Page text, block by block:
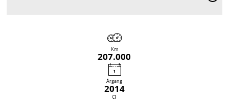
Km
207.000
Årgang
2014